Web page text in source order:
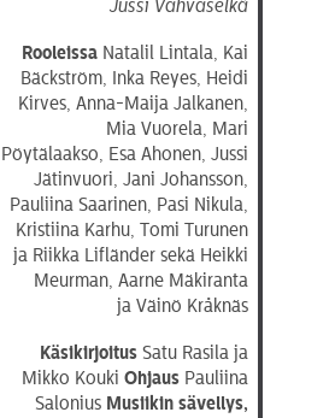
Jussi Vahvaselkä
Rooleissa Natalil Lintala, Kai
Bäckström, Inka Reyes, Heidi
Kirves, Anna-Maija Jalkanen,
Mia Vuorela, Mari
Pöytälaakso, Esa Ahonen, Jussi
Jätinvuori, Jani Johansson,
Pauliina Saarinen, Pasi Nikula,
Kristiina Karhu, Tomi Turunen
ja Riikka Lifländer sekä Heikki
Meurman, Aarne Mäkiranta
ja Väinö Kråknäs
KäsikirjoitusSatu Rasila ja
Mikko KoukiOhjaus Pauliina
Salonius Musiikin sävellys,